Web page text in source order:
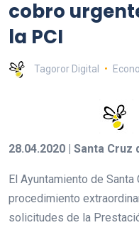
cobro
la PCI
Tagoror Digital
28.04.2020 | Santa
El Ayuntamiento de
procedimiento
solicitudes de la